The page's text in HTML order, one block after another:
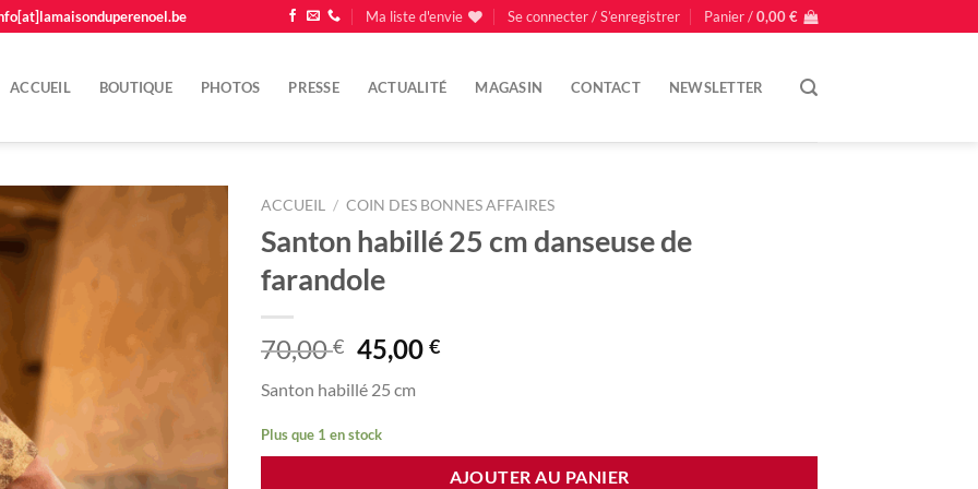
Ma liste d'envie Se connecter / S’enregistrer Panier /0,00€
ACCUEIL BOUTIQUE PHOTOS PRESSE ACTUALITÉ MAGASIN CONTACT NEWSLETTER
ACCUEIL / COIN DES BONNES AFFAIRES
Santon habillé 25 cm danseuse de
farandole
70,00€ Le
prix
initial
était :
70,00 €.
45,00€Le
45,00 €.
Santon habillé 25 cm
Plus que 1 en stock
AJOUTER AU PANIER